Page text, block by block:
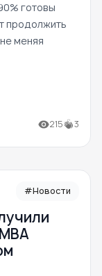
готовы
продолжить
меняя
215 3
#Новости